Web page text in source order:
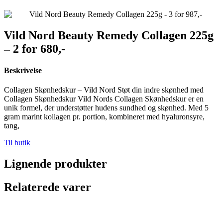
Vild Nord Beauty Remedy Collagen 225g
– 2 for 680,-
Beskrivelse
Collagen Skønhedskur – Vild Nord Støt din indre skønhed med
Collagen Skønhedskur Vild Nords Collagen Skønhedskur er en
unik formel, der understøtter hudens sundhed og skønhed. Med 5
gram marint kollagen pr. portion, kombineret med hyaluronsyre,
tang,
Til butik
Lignende produkter
Relaterede varer